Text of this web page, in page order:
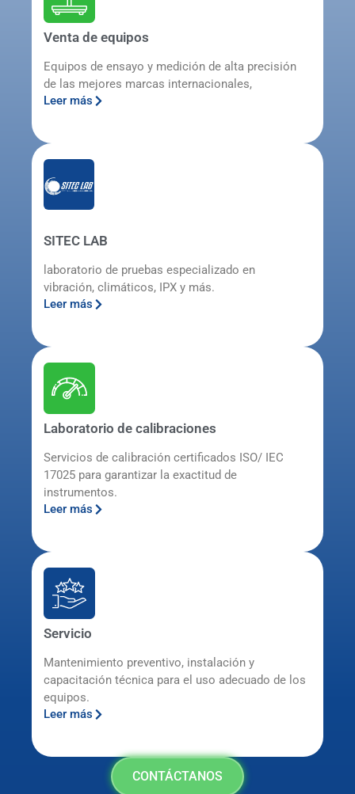
Venta de equipos
Equipos de ensayo y medición de alta precisión
de las mejores marcas internacionales,
Leer más
SITEC LAB
laboratorio de pruebas especializado en
vibración, climáticos, IPX y más.
Leer más
Laboratorio de calibraciones
Servicios de calibración certificados ISO/ IEC
17025 para garantizar la exactitud de
instrumentos.
Leer más
Servicio
Mantenimiento preventivo, instalación y
capacitación técnica para el uso adecuado de los
equipos.
Leer más
CONTÁCTANOS